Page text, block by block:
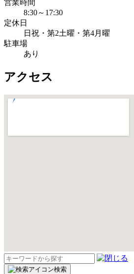
営業時間
8:30～17:30
定休日
日祝・第2土曜・第4月曜
駐車場
あり
アクセス
検
索:
検索